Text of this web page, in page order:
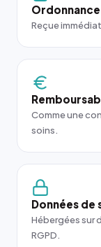
Reçue
Comme une
soins.
Données de
Hébergées sur
RGPD.